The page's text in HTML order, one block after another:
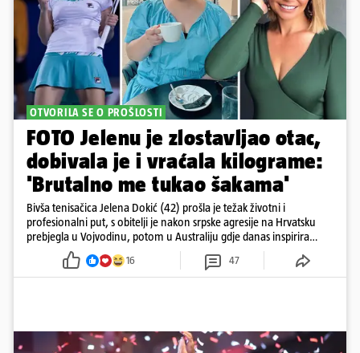
OTVORILA SE O PROŠLOSTI
FOTO Jelenu je zlostavljao otac,
dobivala je i vraćala kilograme:
'Brutalno me tukao šakama'
Bivša tenisačica Jelena Dokić (42) prošla je težak životni i
profesionalni put, s obitelji je nakon srpske agresije na Hrvatsku
prebjegla u Vojvodinu, potom u Australiju gdje danas inspirira
16 47